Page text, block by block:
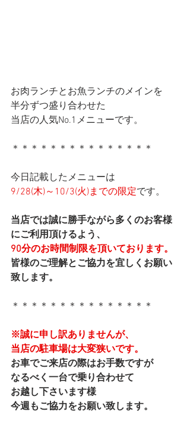
お肉ランチとお魚ランチのメインを
半分ずつ盛り合わせた
当店の人気No.1メニューです。
＊＊＊＊＊＊＊＊＊＊＊＊＊＊＊
今日記載したメニューは
9/28(木)～10/3(火)までの限定です。
当店では誠に勝手ながら多くのお客様
にご利用頂けるよう、
90分のお時間制限を頂いております。
皆様のご理解とご協力を宜しくお願い
致します。
＊＊＊＊＊＊＊＊＊＊＊＊＊＊＊
※誠に申し訳ありませんが、
当店の駐車場は大変狭いです。
お車でご来店の際はお手数ですが
なるべく一台で乗り合わせて
お越し下さいます様
今週もご協力をお願い致します。